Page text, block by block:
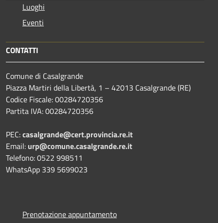
Luoghi
Eventi
CONTATTI
Comune di Casalgrande
Piazza Martiri della Libertà, 1 – 42013 Casalgrande (RE)
Codice Fiscale: 00284720356
Partita IVA: 00284720356
PEC:casalgrande@cert.provincia.re.it
Email: urp@comune.casalgrande.re.it
Telefono: 0522 998511
WhatsApp 339 5699023
Prenotazione appuntamento